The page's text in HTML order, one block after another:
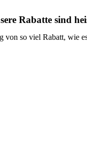
Rabatte sind
von so viel Rabatt, wie